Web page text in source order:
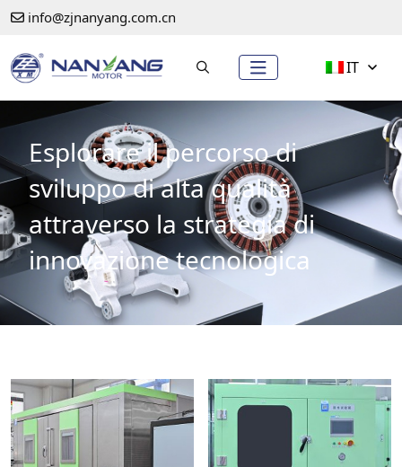
info@zjnanyang.com.cn
IT
Esplorare il percorso di
sviluppo di alta qualità
attraverso la strategia di
innovazione tecnologica